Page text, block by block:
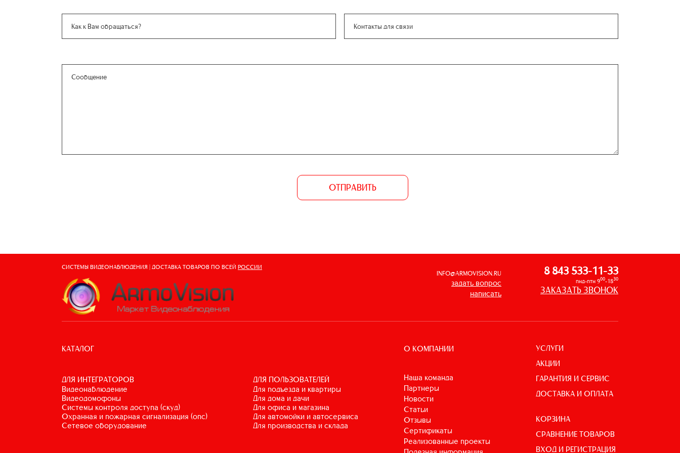
ОТПРАВИТЬ
СИСТЕМЫ ВИДЕОНАБЛЮДЕНИЯ | ДОСТАВКА ТОВАРОВ ПО ВСЕЙ РОССИИ
INFO@ARMOVISION.RU
задать вопрос
написать
8 843 533-11-33
пнд-птн 900-1830
ЗАКАЗАТЬ ЗВОНОК
КАТАЛОГ
ДЛЯ ИНТЕГРАТОРОВ
видеонаблюдение
видеодомофоны
системы контроля доступа (скуд)
охранная и пожарная сигнализация (опс)
сетевое оборудование
ДЛЯ ПОЛЬЗОВАТЕЛЕЙ
для подъезда и квартиры
для дома и дачи
для офиса и магазина
для автомойки и автосервиса
для производства и склада
О КОМПАНИИ
Наша команда
Партнеры
Новости
Статьи
Отзывы
Сертификаты
Реализованные проекты
УСЛУГИ
АКЦИИ
ГАРАНТИЯ И СЕРВИС
ДОСТАВКА И ОПЛАТА
КОРЗИНА
СРАВНЕНИЕ ТОВАРОВ
ВХОД И РЕГИСТРАЦИЯ